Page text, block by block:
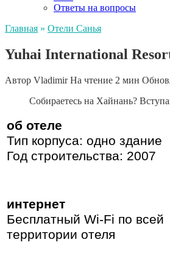
Ответы на вопросы
Главная » Отели Санья
Yuhai International
Автор Vladimir На чтение 2 мин
Собираетесь на Хайнань?
об отеле
Тип корпуса: одно здание
Год строительства: 2007
интернет
Бесплатный Wi-Fi по всей
территории отеля